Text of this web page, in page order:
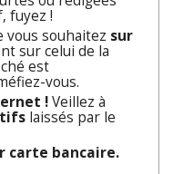
fuyez !
vous souhaitez sur
sur celui de la
est
vous.
!Veillez à
laissés par le
carte bancaire.